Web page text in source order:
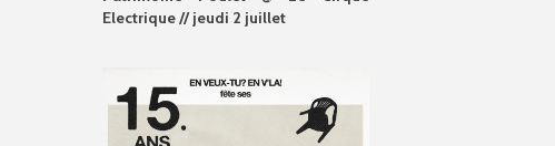
Electrique // jeudi 2 juillet